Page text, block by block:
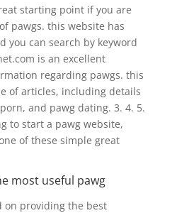
starting point if you are
pawgs. this website has
you can search by keyword
is an excellent
regarding pawgs. this
of articles, including details
and pawg dating. 3. 4. 5.
to start a pawg website,
of these simple great
most useful pawg
on providing the best